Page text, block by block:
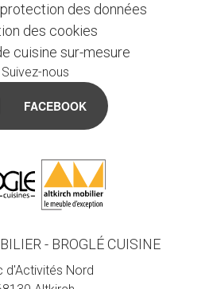
des données
des cookies
cuisine sur-mesure
Suivez-nous
FACEBOOK
- BROGLÉ CUISINE
d'Activités Nord